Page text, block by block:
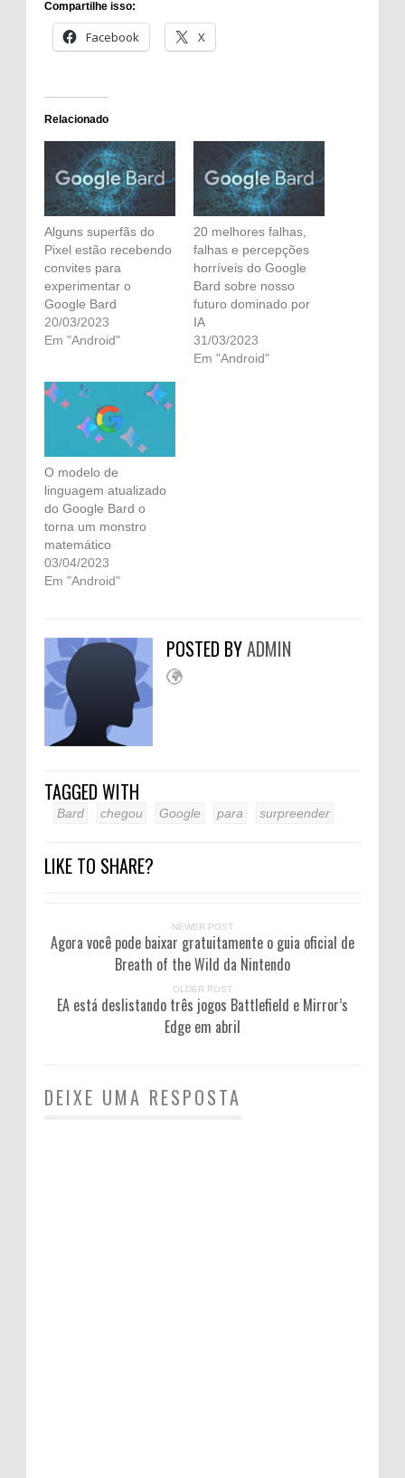
Compartilhe isso:
Facebook X
Relacionado
Alguns superfãs do
Pixel estão recebendo
convites para
experimentar o
Google Bard
20/03/2023
Em "Android"
20 melhores falhas,
falhas e percepções
horríveis do Google
Bard sobre nosso
futuro dominado por
IA
31/03/2023
Em "Android"
O modelo de
linguagem atualizado
do Google Bard o
torna um monstro
matemático
03/04/2023
Em "Android"
POSTED BYADMIN
TAGGED WITH
Bard chegou Google para surpreender
LIKE TO SHARE?
NEWER POST
Agora você pode baixar gratuitamente o guia oficial de
Breath of the Wild da Nintendo
OLDER POST
EA está deslistando três jogos Battlefield e Mirror’s
Edge em abril
DEIXE UMA RESPOSTA